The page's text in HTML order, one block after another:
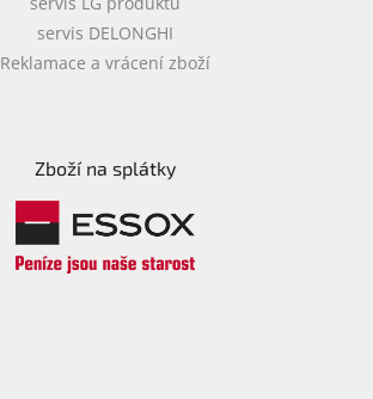
servis DELONGHI
Reklamace a vrácení zboží
Zboží na splátky